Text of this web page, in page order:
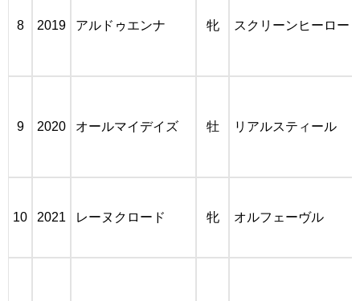
8 2019 アルドゥエンナ 牝 スクリーンヒーロー
9 2020 オールマイデイズ 牡 リアルスティール
10 2021 レーヌクロード 牝 オルフェーヴル